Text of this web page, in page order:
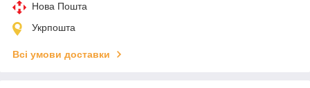
Нова Пошта
Укрпошта
Всі умови доставки